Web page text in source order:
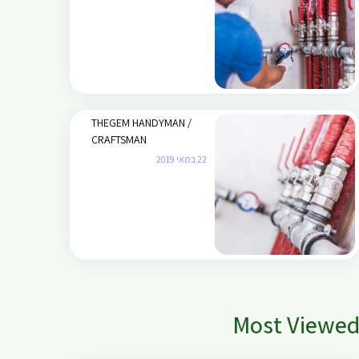
THEGEM HANDYMAN /
CRAFTSMAN
22 במאי 2019
Most